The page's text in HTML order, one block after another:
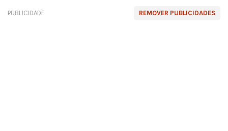
REMOVER PUBLICIDADES
PUBLICIDADE